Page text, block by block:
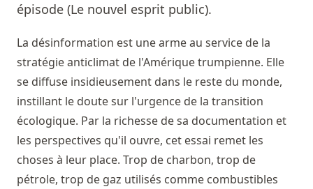
épisode (Le nouvel esprit public).
La désinformation est une arme au service de la
stratégie anticlimat de l'Amérique trumpienne. Elle
se diffuse insidieusement dans le reste du monde,
instillant le doute sur l'urgence de la transition
écologique. Par la richesse de sa documentation et
les perspectives qu'il ouvre, cet essai remet les
choses à leur place. Trop de charbon, trop de
pétrole, trop de gaz utilisés comme combustibles